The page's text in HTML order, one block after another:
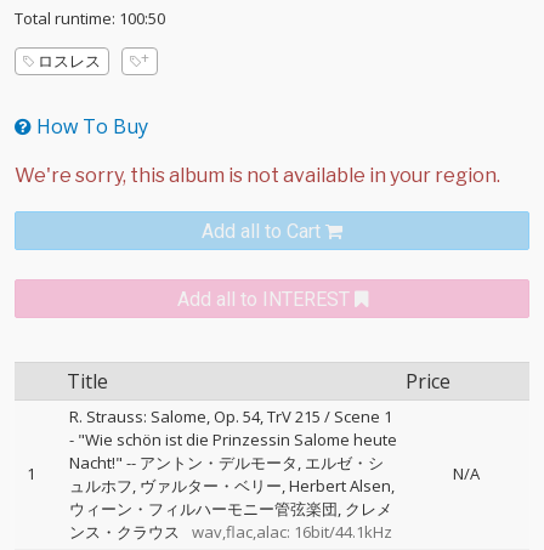
Total runtime: 100:50
ロスレス
How To Buy
Add all to Cart
Add all to INTEREST
Title Price
1
R. Strauss: Salome, Op. 54, TrV 215 / Scene 1
- "Wie schön ist die Prinzessin Salome heute
Nacht!" -- アントン・デルモータ エルゼ・シ
ュルホフ ヴァルター・ベリー Herbert Alsen
ウィーン・フィルハーモニー管弦楽団 クレメ
ンス・クラウス
wav,flac,alac: 16bit/44.1kHz
N/A